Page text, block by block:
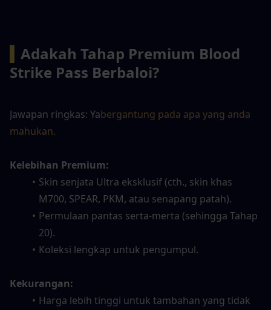
Adakah Tahap Premium Blood
Strike Pass Berbaloi?
Jawapan ringkas: Yabergantung pada apa yang anda
mahukan.
Kelebihan Premium:
Skin senjata Ultra eksklusif (cth., skin khas
M700, SPEAR, PKM, atau senapang patah).
Permulaan pantas serta-merta (sehingga Tahap
20).
Koleksi lengkap untuk pengumpul.
Kekurangan:
Harga lebih tinggi untuk tambahan yang tidak